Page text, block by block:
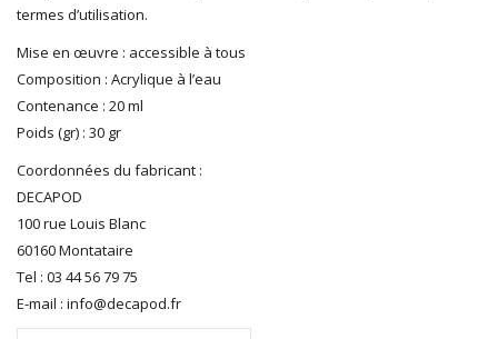
PREISER
R37
REDUTEX
REE
TAMIYA
termes d’utilisation.
Mise en œuvre : accessible à tous
Composition : Acrylique à l’eau
Contenance : 20 ml
Poids (gr) : 30 gr
Coordonnées du fabricant :
DECAPOD
100 rue Louis Blanc
60160 Montataire
Tel : 03 44 56 79 75
E-mail : info@decapod.fr